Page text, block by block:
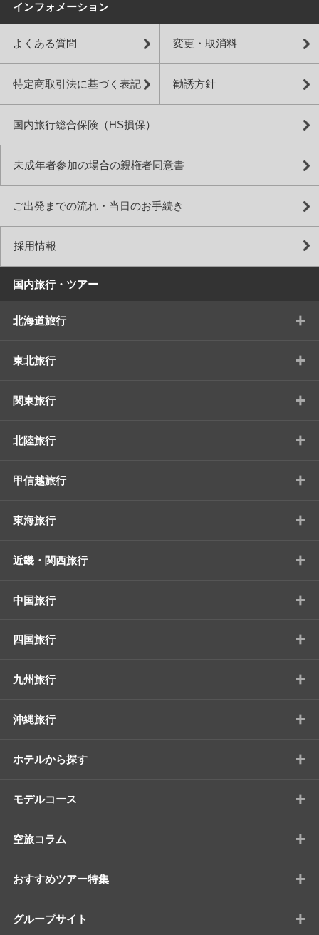
インフォメーション
よくある質問 変更・取消料
特定商取引法に基づく表記 勧誘方針
国内旅行総合保険（HS損保）
未成年者参加の場合の親権者同意書
ご出発までの流れ・当日のお手続き
採用情報
国内旅行・ツアー
北海道旅行 +
東北旅行 +
関東旅行 +
北陸旅行 +
甲信越旅行 +
東海旅行 +
近畿・関西旅行 +
中国旅行 +
四国旅行 +
九州旅行 +
沖縄旅行 +
ホテルから探す +
モデルコース +
空旅コラム +
おすすめツアー特集 +
グループサイト +